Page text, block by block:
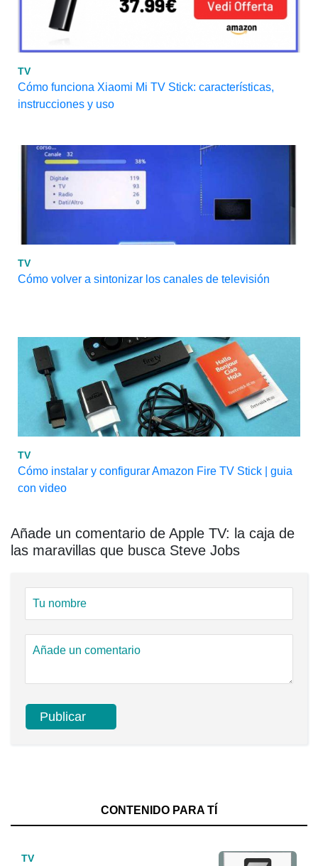
TV
Cómo funciona Xiaomi Mi TV Stick: características,
instrucciones y uso
TV
Cómo volver a sintonizar los canales de televisión
TV
Cómo instalar y configurar Amazon Fire TV Stick | guia
con video
Añade un comentario de Apple TV: la caja de
las maravillas que busca Steve Jobs
CONTENIDO PARA TÍ
TV